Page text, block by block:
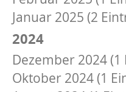
Januar 2025 (2
2024
Dezember 2024 (1
Oktober 2024 (1